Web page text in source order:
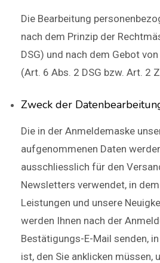
Die Bearbeitung
nach dem Prinzip der
DSG) und nach dem Gebot
(Art. 6 Abs. 2 DSG bzw. Art. 2
Zweck der
Die in der Anmeldemaske
aufgenommenen Daten
ausschliesslich für den
Newsletters verwendet, in
Leistungen und unsere
werden Ihnen nach der
Bestätigungs-E-Mail senden,
ist, den Sie anklicken müssen,